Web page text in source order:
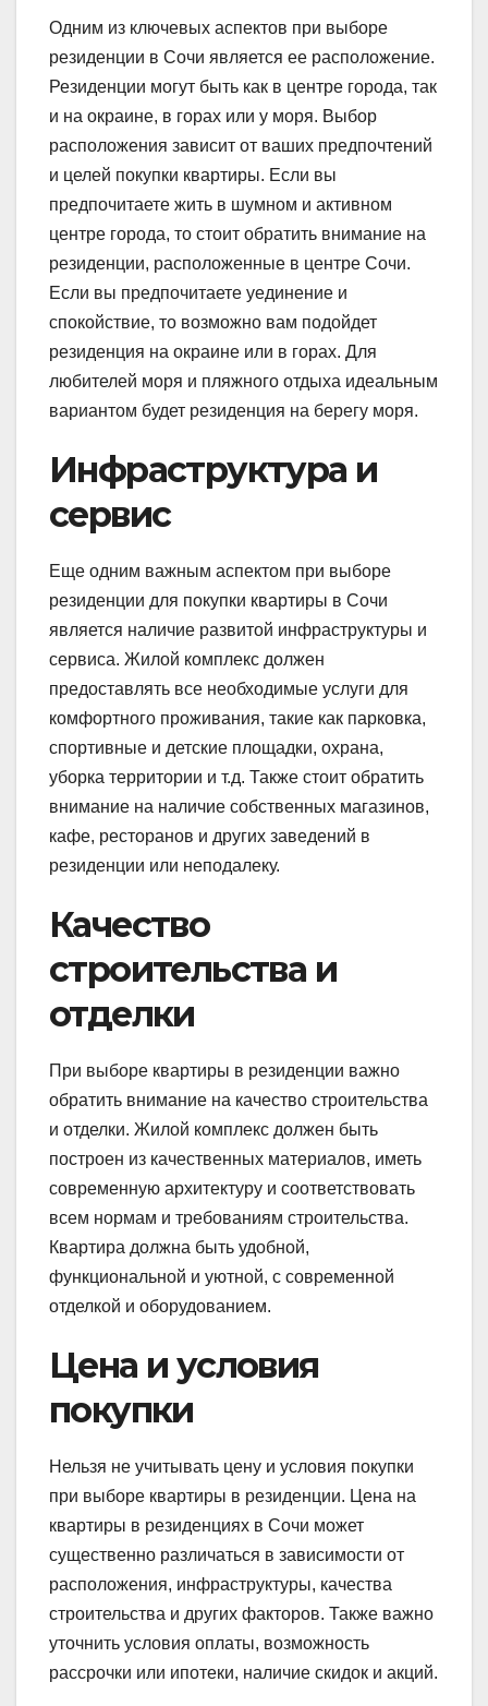
Одним из ключевых аспектов при выборе
резиденции в Сочи является ее расположение.
Резиденции могут быть как в центре города, так
и на окраине, в горах или у моря. Выбор
расположения зависит от ваших предпочтений
и целей покупки квартиры. Если вы
предпочитаете жить в шумном и активном
центре города, то стоит обратить внимание на
резиденции, расположенные в центре Сочи.
Если вы предпочитаете уединение и
спокойствие, то возможно вам подойдет
резиденция на окраине или в горах. Для
любителей моря и пляжного отдыха идеальным
вариантом будет резиденция на берегу моря.
Инфраструктура и
сервис
Еще одним важным аспектом при выборе
резиденции для покупки квартиры в Сочи
является наличие развитой инфраструктуры и
сервиса. Жилой комплекс должен
предоставлять все необходимые услуги для
комфортного проживания, такие как парковка,
спортивные и детские площадки, охрана,
уборка территории и т.д. Также стоит обратить
внимание на наличие собственных магазинов,
кафе, ресторанов и других заведений в
резиденции или неподалеку.
Качество
строительства и
отделки
При выборе квартиры в резиденции важно
обратить внимание на качество строительства
и отделки. Жилой комплекс должен быть
построен из качественных материалов, иметь
современную архитектуру и соответствовать
всем нормам и требованиям строительства.
Квартира должна быть удобной,
функциональной и уютной, с современной
отделкой и оборудованием.
Цена и условия
покупки
Нельзя не учитывать цену и условия покупки
при выборе квартиры в резиденции. Цена на
квартиры в резиденциях в Сочи может
существенно различаться в зависимости от
расположения, инфраструктуры, качества
строительства и других факторов. Также важно
уточнить условия оплаты, возможность
рассрочки или ипотеки, наличие скидок и акций.